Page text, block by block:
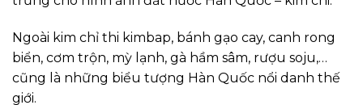
Ngoài kim chỉ thi kimbap, bánh gạo cay, canh rong
biển, cơm trộn, mỳ lạnh, gà hầm sâm, rượu soju,…
cũng là những biểu tượng Hàn Quốc nổi danh thế
giới.